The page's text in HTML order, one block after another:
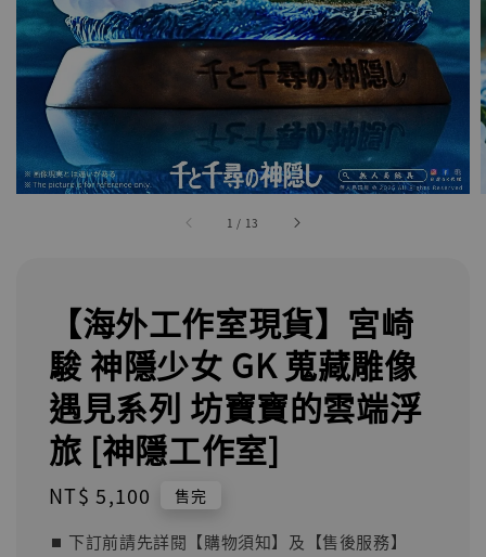
1 / 13
【海外工作室現貨】宮崎
駿 神隱少女 GK 蒐藏雕像
遇見系列 坊寶寶的雲端浮
旅 [神隱工作室]
Regular
NT$ 5,100 售完
⏹︎ 下訂前請先詳閱【購物須知】及【售後服務】